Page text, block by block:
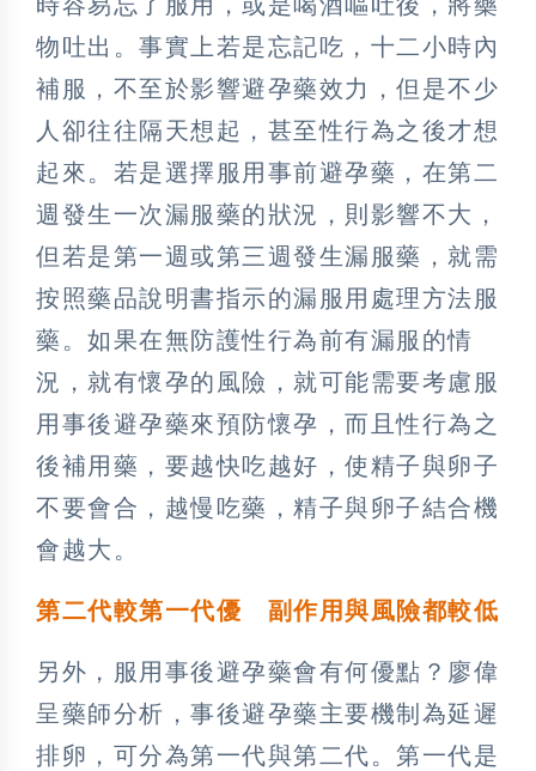
物吐出。事實上若是忘記吃，十二小時內
補服，不至於影響避孕藥效力，但是不少
人卻往往隔天想起，甚至性行為之後才想
起來。若是選擇服用事前避孕藥，在第二
週發生一次漏服藥的狀況，則影響不大，
但若是第一週或第三週發生漏服藥，就需
按照藥品說明書指示的漏服用處理方法服
藥。如果在無防護性行為前有漏服的情
況，就有懷孕的風險，就可能需要考慮服
用事後避孕藥來預防懷孕，而且性行為之
後補用藥，要越快吃越好，使精子與卵子
不要會合，越慢吃藥，精子與卵子結合機
會越大。
第二代較第一代優 副作用與風險都較低
另外，服用事後避孕藥會有何優點？廖偉
呈藥師分析，事後避孕藥主要機制為延遲
排卵，可分為第一代與第二代。第一代是